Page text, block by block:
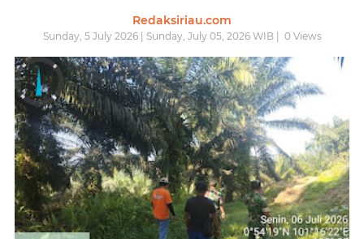
Redaksiriau.com
Sunday, 5 July 2026 | Sunday, July 05, 2026 WIB | 0Views